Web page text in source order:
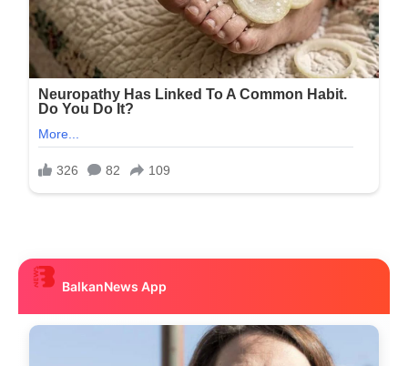
BalkanNews App